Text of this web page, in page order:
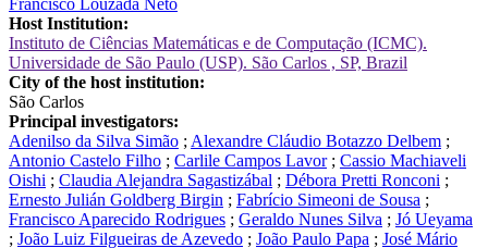
Host Institution:
Instituto de Ciências Matemáticas e de Computação (ICMC).
Universidade de São Paulo (USP). São Carlos , SP, Brazil
City of the host institution:
São Carlos
Principal investigators:
Adenilso da Silva Simão ; Alexandre Cláudio Botazzo Delbem ;
Antonio Castelo Filho ; Carlile Campos Lavor; Cassio Machiaveli
Oishi ; Claudia Alejandra Sagastizábal ; Débora Pretti Ronconi ;
Ernesto Julián Goldberg Birgin ; Fabrício Simeoni de Sousa ;
Francisco Aparecido Rodrigues ; Geraldo Nunes Silva ; Jó Ueyama
; João Luiz Filgueiras de Azevedo ; João Paulo Papa ; José Mário